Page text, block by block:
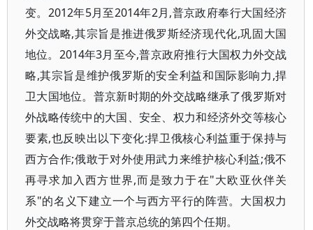
变。2012年5月至2014年2月,普京政府奉行大国经济
外交战略,其宗旨是推进俄罗斯经济现代化,巩固大国
地位。2014年3月至今,普京政府推行大国权力外交战
略,其宗旨是维护俄罗斯的安全利益和国际影响力,捍
卫大国地位。普京新时期的外交战略继承了俄罗斯对
外战略传统中的大国、安全、权力和经济外交等核心
要素,也反映出以下变化:捍卫俄核心利益重于保持与
西方合作;俄敢于对外使用武力来维护核心利益;俄不
再寻求加入西方世界,而是致力于在"大欧亚伙伴关
系"的名义下建立一个与西方平行的阵营。大国权力
外交战略将贯穿于普京总统的第四个任期。